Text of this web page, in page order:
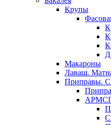
Крупы
Макароны
Лаваш.
Приправы.